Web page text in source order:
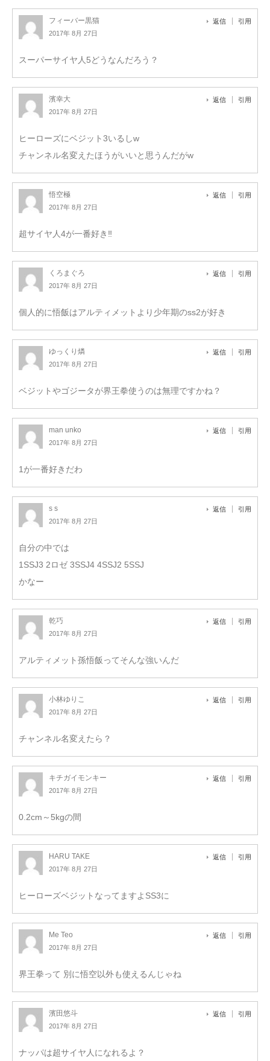
フィーバー黒猫
2017年 8月 27日
返信 引用
スーパーサイヤ人5どうなんだろう？
濱幸大
2017年 8月 27日
返信 引用
ヒーローズにベジット3いるしw
チャンネル名変えたほうがいいと思うんだがw
悟空極
2017年 8月 27日
返信 引用
超サイヤ人4が一番好き‼︎
くろまぐろ
2017年 8月 27日
返信 引用
個人的に悟飯はアルティメットより少年期のss2が好き
ゆっくり燐
2017年 8月 27日
返信 引用
ベジットやゴジータが界王拳使うのは無理ですかね？
man unko
2017年 8月 27日
返信 引用
1が一番好きだわ
s s
2017年 8月 27日
返信 引用
自分の中では
1SSJ3 2ロゼ 3SSJ4 4SSJ2 5SSJ
かなー
乾巧
2017年 8月 27日
返信 引用
アルティメット孫悟飯ってそんな強いんだ
小林ゆりこ
2017年 8月 27日
返信 引用
チャンネル名変えたら？
キチガイモンキー
2017年 8月 27日
返信 引用
0.2cm～5kgの間
HARU TAKE
2017年 8月 27日
返信 引用
ヒーローズベジットなってますよSS3に
Me Teo
2017年 8月 27日
返信 引用
界王拳って 別に悟空以外も使えるんじゃね
濱田悠斗
2017年 8月 27日
返信 引用
ナッパは超サイヤ人になれるよ？